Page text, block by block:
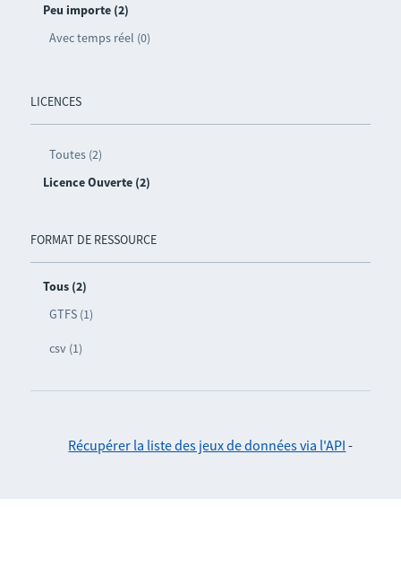
Peu importe (2)
Avec temps réel (0)
LICENCES
Toutes (2)
Licence Ouverte (2)
FORMAT DE RESSOURCE
Tous (2)
GTFS (1)
csv (1)
Récupérer la liste des jeux de données via l'API -